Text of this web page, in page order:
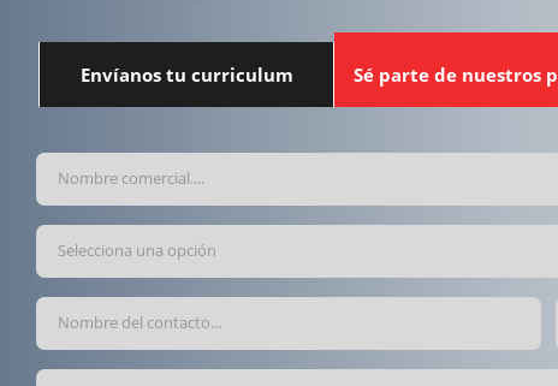
Envíanos tu curriculum Sé parte de nuestros
Selecciona una opción